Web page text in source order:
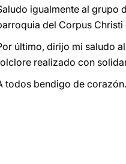
igualmente al grupo
del Corpus Christi
último, dirijo mi saludo
realizado con
todos bendigo de